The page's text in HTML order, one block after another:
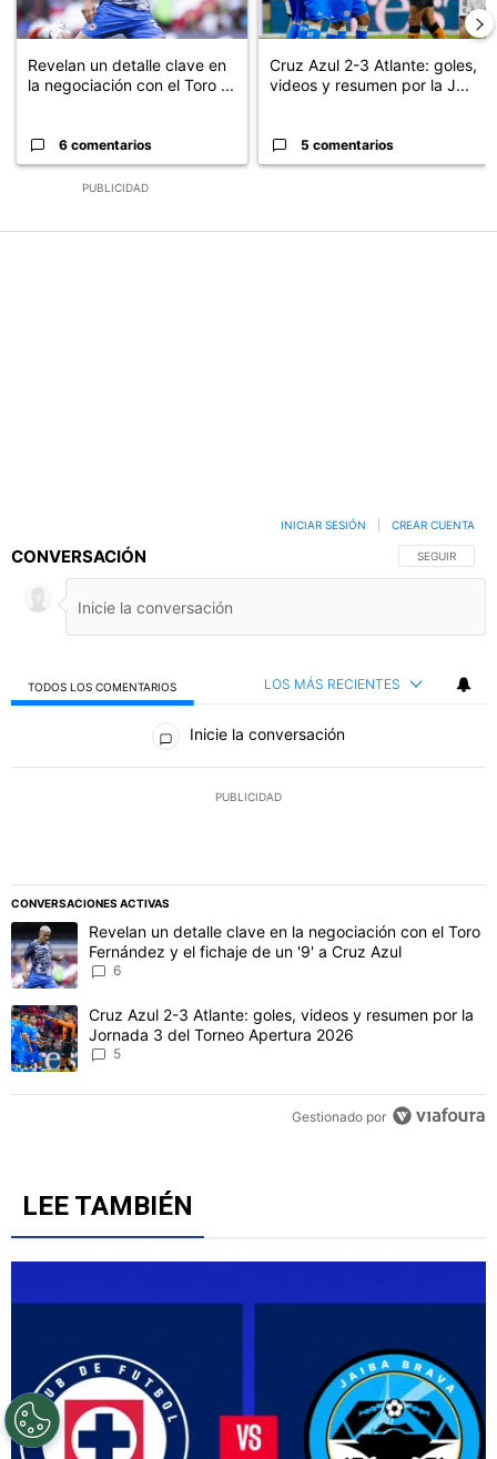
PUBLICIDAD
Revelan un detalle clave en
la negociación con el Toro ...
6 comentarios
Cruz Azul 2-3 Atlante: goles,
videos y resumen por la J...
5 comentarios
CONVERSACIÓN SIGA ESTA
SEGUIR
INICIAR SESIÓN CREAR CUENTA
TODOS LOS COMENTARIOS LOS MÁS RECIENTES
Todos los comentarios
Inicie la conversación
PUBLICIDAD
CONVERSACIONES ACTIVAS
Este listado muestra los artículos con más comentarios en los
Un artículo de tendencia con el título "Revelan un detalle clave
Revelan un detalle clave en la negociación con el Toro
Fernández y el fichaje de un '9' a Cruz Azul
6
Un artículo de tendencia con el título "Cruz Azul 2-3 Atlante:
Cruz Azul 2-3 Atlante: goles, videos y resumen por la
Jornada 3 del Torneo Apertura 2026
5
Gestionado por
LEE TAMBIÉN